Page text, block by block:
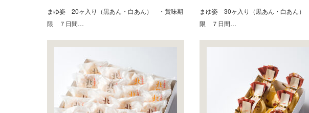
まゆ姿 20ヶ入り（黒あん・白あん） ・賞味期
限 ７日間…
まゆ姿 30ヶ入り（黒あん・白あん
限 ７日間…